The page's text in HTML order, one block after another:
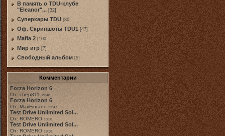
В память о TDU-клубе
"Eleanor"... [32]
Суперкары TDU [80]
Оф. Скриншоты TDU1 [47]
Mafia 2 [100]
Мир игр [7]
Свободный альбом [5]
Комментарии
Forza Horizon 6
От: chep811 19:48
Forza Horizon 6
От: MaxFiorano 23:47
Test Drive Unlimited Sol...
От: ROMERO 18:31
Test Drive Unlimited Sol...
От: ROMERO 19:31